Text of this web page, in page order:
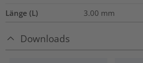
Länge (L) 3.00 mm
Downloads